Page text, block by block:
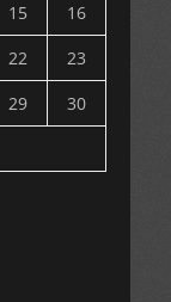
15
16
22
23
29
30